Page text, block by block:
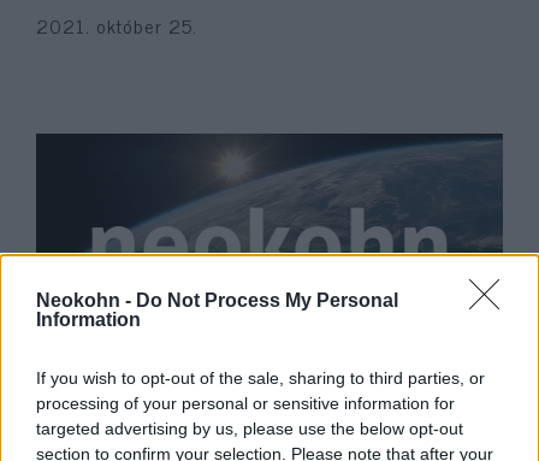
Neokohn - Do Not Process My Personal
Information
If you wish to opt-out of the sale, sharing to third parties, or
processing of your personal or sensitive information for
targeted advertising by us, please use the below opt-out
section to confirm your selection. Please note that after your
2021. október 25.
Szudánban a hadsereg
megpuccsolta a kormányt, a civil